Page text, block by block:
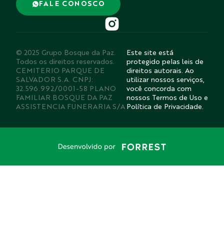
FALE CONOSCO
© 2025 Grupo Bosque da Paz.
Todos os direitos reservados.
CEMITERIO PARQUE DE
SALVADOR S.A. CNPJ:
32.596.992/0001-58 PLANO
FAMILIAR BOSQUE DA PAZ
ASSISTENCIA FUNERARIA S/A
Este site está
protegido pelas leis de
direitos autorais. Ao
utilizar nossos serviços,
você concorda com
nossos Termos de Uso e
Política de Privacidade.